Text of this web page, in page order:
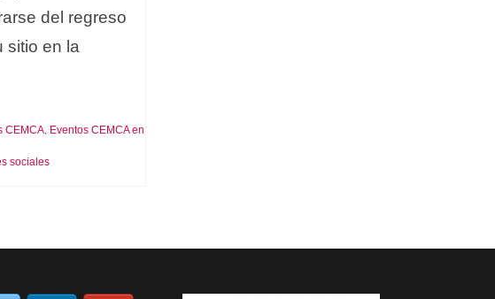
del regreso
sitio en la
CEMCA, Eventos CEMCA en
sociales